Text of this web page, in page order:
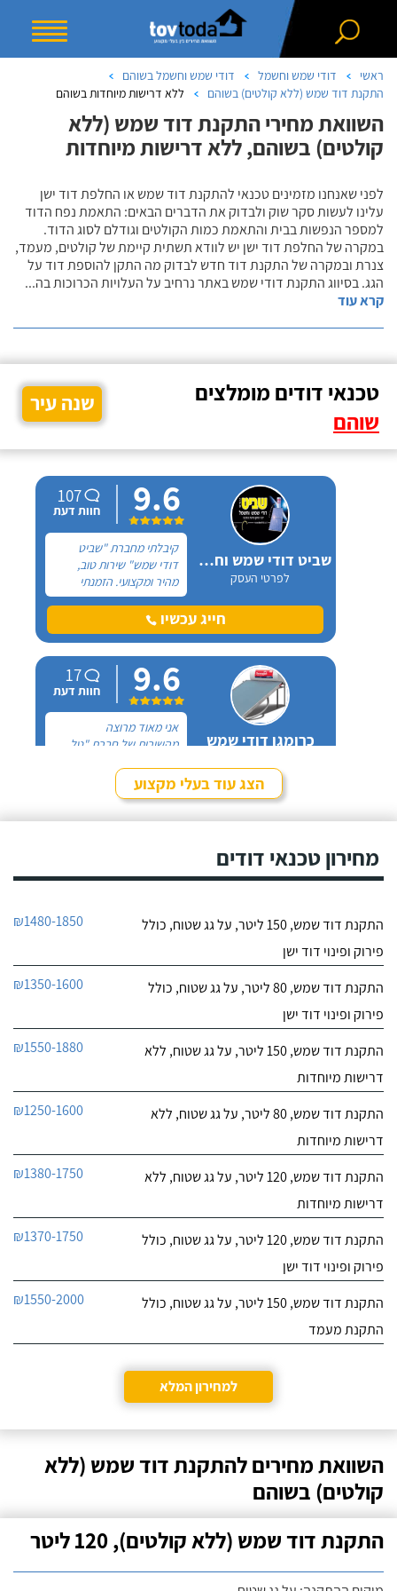
ראשי דודי שמש וחשמל
דודי שמש וחשמל בשוהם
התקנת דוד שמש (ללא קולטים) בשוהם
ללא דרישות מיוחדות בשוהם
השוואת מחירי התקנת דוד שמש (ללא
קולטים) בשוהם, ללא דרישות מיוחדות
לפני שאנחנו מזמינים טכנאי להתקנת דוד שמש או החלפת דוד ישן
עלינו לעשות סקר שוק ולבדוק את הדברים הבאים: התאמת נפח הדוד
למספר הנפשות בבית והתאמת כמות הקולטים וגודלם לסוג הדוד.
במקרה של החלפת דוד ישן יש לוודא תשתית קיימת של קולטים, מעמד,
צנרת ובמקרה של התקנת דוד חדש לבדוק מה התקן להוספת דוד על
הגג. בסיווג התקנת דודי שמש באתר נרחיב על העלויות הכרוכות בה...
קרא עוד
טכנאי דודים מומלצים
שוהם
שנה עיר
שביט דודי שמש וחשמל בע"מ
לפרטי העסק
9.6
107
חוות דעת
קיבלתי מחברת "שביט
דודי שמש" שירות טוב,
מהיר ומקצועי. הזמנתי
אותם לא מזמן, כשהתפוצץ
לי הדוד שמש של הדירה.חייג עכשיו
כרומגן דודי שמש
9.6
17
חוות דעת
אני מאוד מרוצה
מהשירות של חברת "טל
הלב! פניתי אליהם לצורך
החלפת דוד שמש ללא
התרשמתי ממנו לטובה.
חייג עכשיו
הצג עוד בעלי מקצוע
מחירון טכנאי דודים
התקנת דוד שמש, 150 ליטר, על גג שטוח, כולל
פירוק ופינוי דוד ישן
₪1480-1850
התקנת דוד שמש, 80 ליטר, על גג שטוח, כולל
פירוק ופינוי דוד ישן
₪1350-1600
התקנת דוד שמש, 150 ליטר, על גג שטוח, ללא
דרישות מיוחדות
₪1550-1880
התקנת דוד שמש, 80 ליטר, על גג שטוח, ללא
דרישות מיוחדות
₪1250-1600
התקנת דוד שמש, 120 ליטר, על גג שטוח, ללא
דרישות מיוחדות
₪1380-1750
התקנת דוד שמש, 120 ליטר, על גג שטוח, כולל
פירוק ופינוי דוד ישן
₪1370-1750
התקנת דוד שמש, 150 ליטר, על גג שטוח, כולל
התקנת מעמד
₪1550-2000
למחירון המלא
השוואת מחירים להתקנת דוד שמש (ללא
קולטים) בשוהם
התקנת דוד שמש (ללא קולטים), 120 ליטר